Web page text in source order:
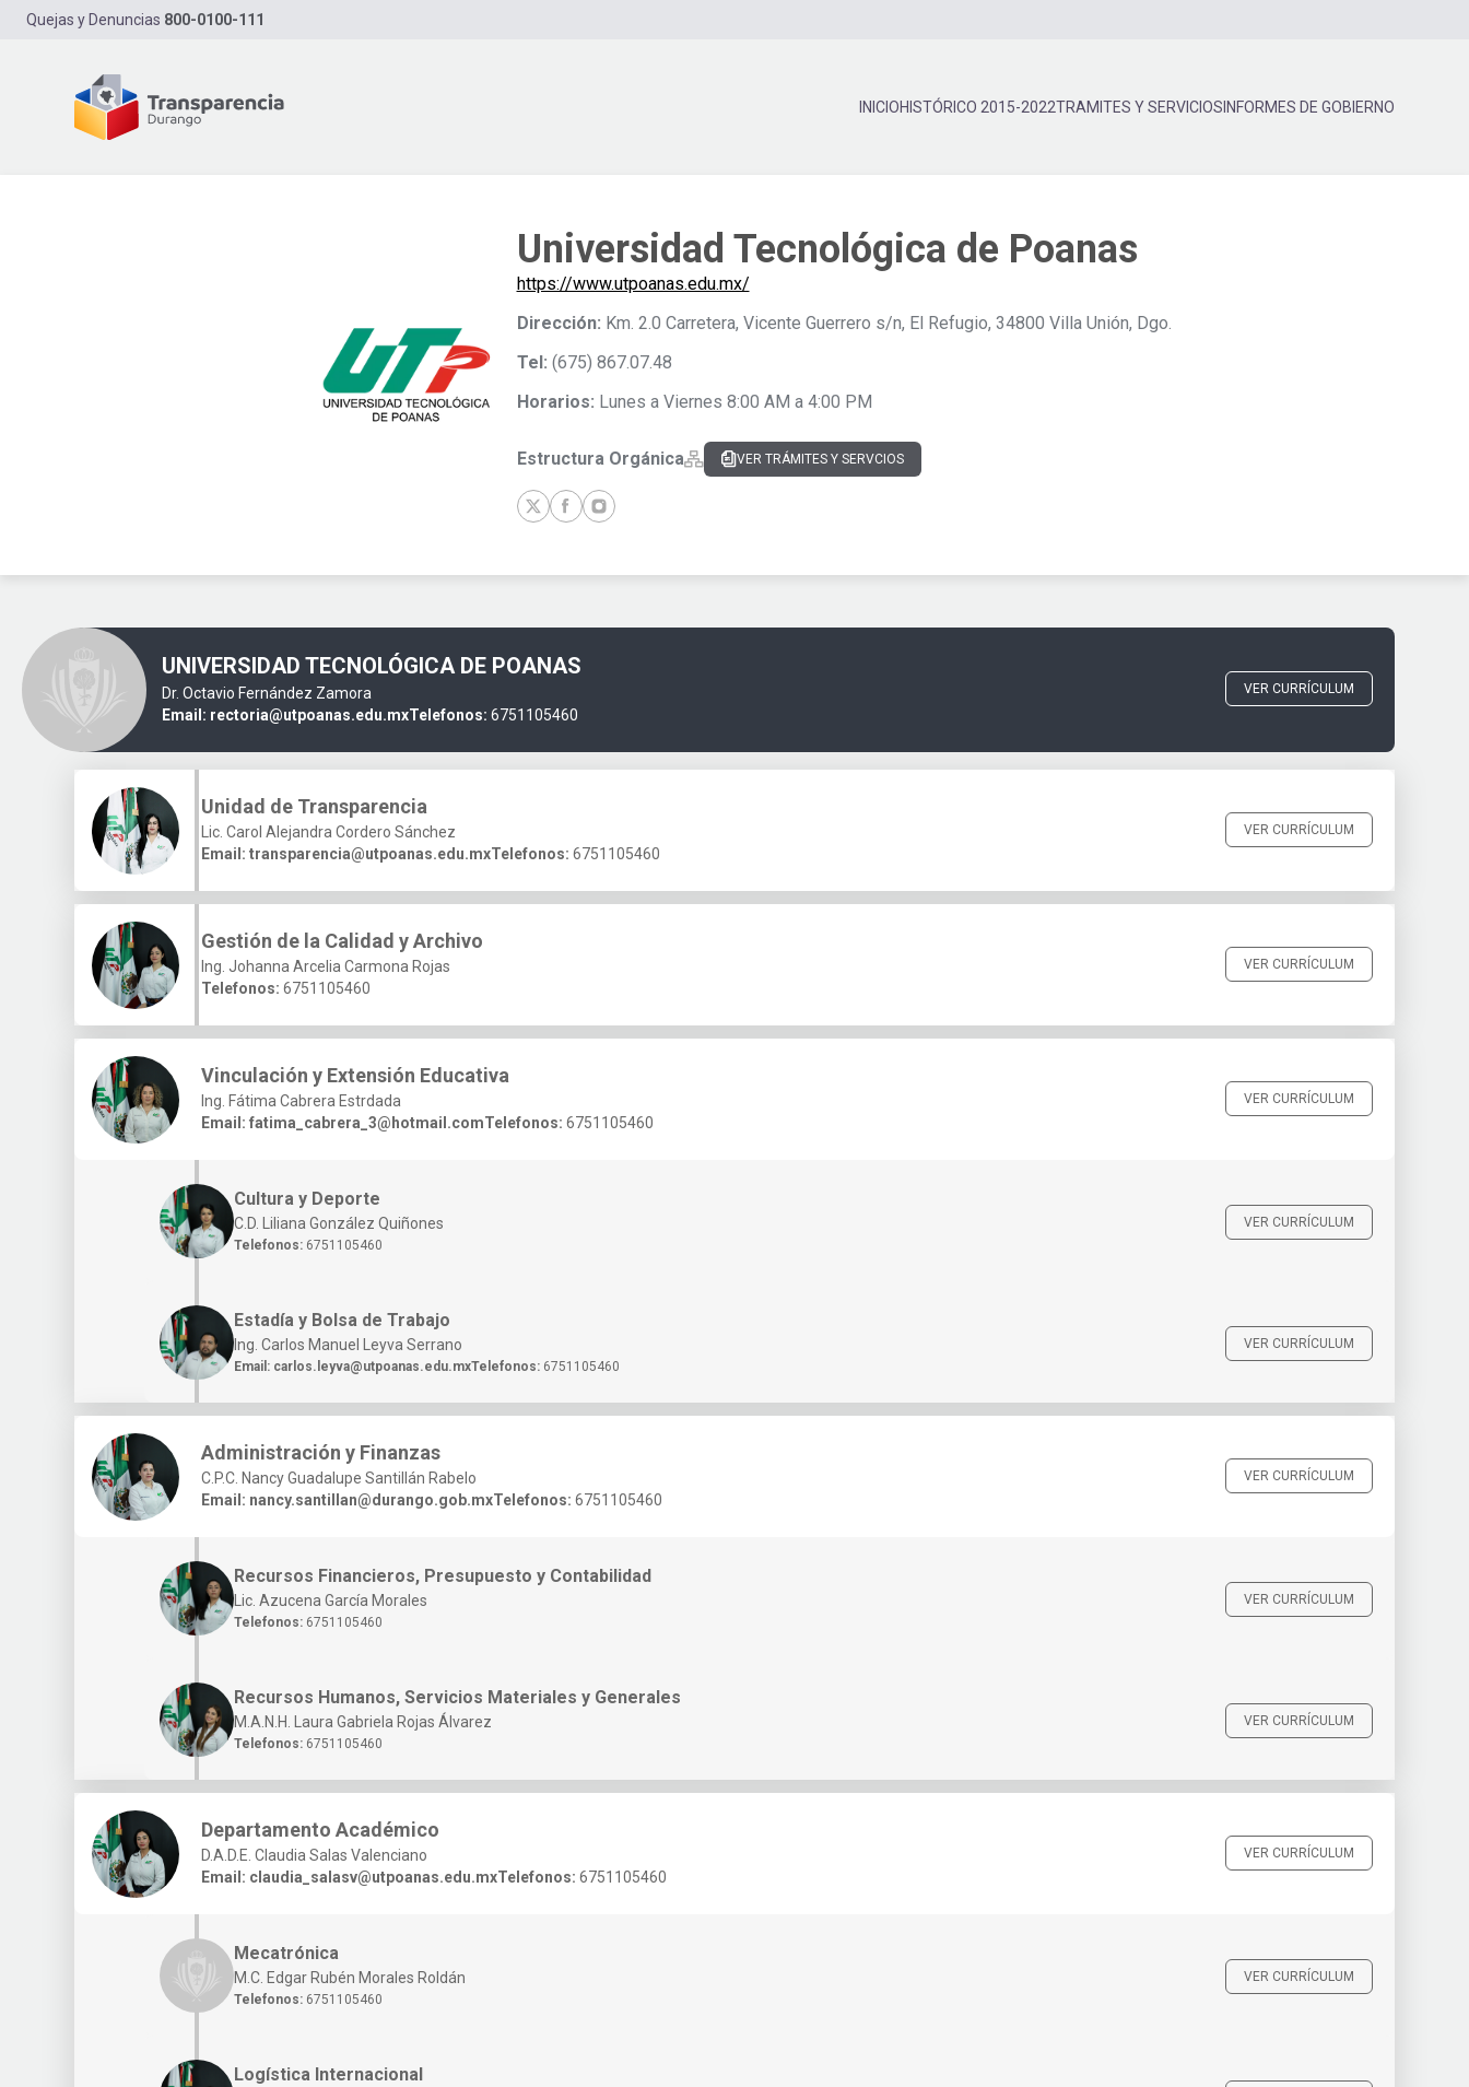
Quejas y Denuncias 800-0100-111
INICIOHISTÓRICO 2015-2022TRAMITES Y SERVICIOS INFORMES DE GOBIERNO
Universidad Tecnológica de Poanas
https://www.utpoanas.edu.mx/
Dirección: Km. 2.0 Carretera, Vicente Guerrero s/n, El Refugio, 34800 Villa Unión, Dgo.
Tel: (675) 867.07.48
Horarios: Lunes a Viernes 8:00 AM a 4:00 PM
Estructura Orgánica VER TRÁMITES Y SERVCIOS
UNIVERSIDAD TECNOLÓGICA DE POANAS
Dr. Octavio Fernández Zamora
Email: rectoria@utpoanas.edu.mxTelefonos: 6751105460
VER CURRÍCULUM
Unidad de Transparencia
Lic. Carol Alejandra Cordero Sánchez
Email: transparencia@utpoanas.edu.mxTelefonos: 6751105460
VER CURRÍCULUM
Gestión de la Calidad y Archivo
Ing. Johanna Arcelia Carmona Rojas
Telefonos: 6751105460
VER CURRÍCULUM
Vinculación y Extensión Educativa
Ing. Fátima Cabrera Estrdada
Email: fatima_cabrera_3@hotmail.comTelefonos: 6751105460
VER CURRÍCULUM
Cultura y Deporte
C.D. Liliana González Quiñones
Telefonos: 6751105460
VER CURRÍCULUM
Estadía y Bolsa de Trabajo
Ing. Carlos Manuel Leyva Serrano
Email: carlos.leyva@utpoanas.edu.mxTelefonos: 6751105460
VER CURRÍCULUM
Administración y Finanzas
C.P.C. Nancy Guadalupe Santillán Rabelo
Email: nancy.santillan@durango.gob.mxTelefonos: 6751105460
VER CURRÍCULUM
Recursos Financieros, Presupuesto y Contabilidad
Lic. Azucena García Morales
Telefonos: 6751105460
VER CURRÍCULUM
Recursos Humanos, Servicios Materiales y Generales
M.A.N.H. Laura Gabriela Rojas Álvarez
Telefonos: 6751105460
VER CURRÍCULUM
Departamento Académico
D.A.D.E. Claudia Salas Valenciano
Email: claudia_salasv@utpoanas.edu.mxTelefonos: 6751105460
VER CURRÍCULUM
Mecatrónica
M.C. Edgar Rubén Morales Roldán
Telefonos: 6751105460
VER CURRÍCULUM
Logística Internacional